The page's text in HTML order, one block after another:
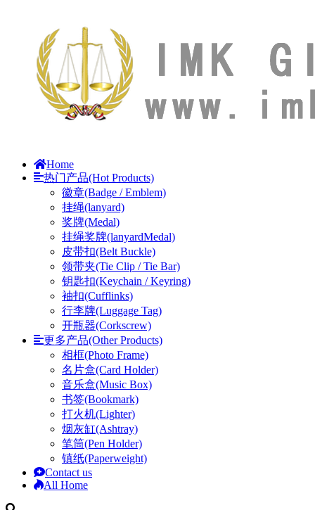
Home
热门产品(Hot Products)
徽章(Badge / Emblem)
挂绳(lanyard)
奖牌(Medal)
挂绳奖牌(lanyardMedal)
皮带扣(Belt Buckle)
领带夹(Tie Clip / Tie Bar)
钥匙扣(Keychain / Keyring)
袖扣(Cufflinks)
行李牌(Luggage Tag)
开瓶器(Corkscrew)
更多产品(Other Products)
相框(Photo Frame)
名片盒(Card Holder)
音乐盒(Music Box)
书签(Bookmark)
打火机(Lighter)
烟灰缸(Ashtray)
笔筒(Pen Holder)
镇纸(Paperweight)
Contact us
All Home